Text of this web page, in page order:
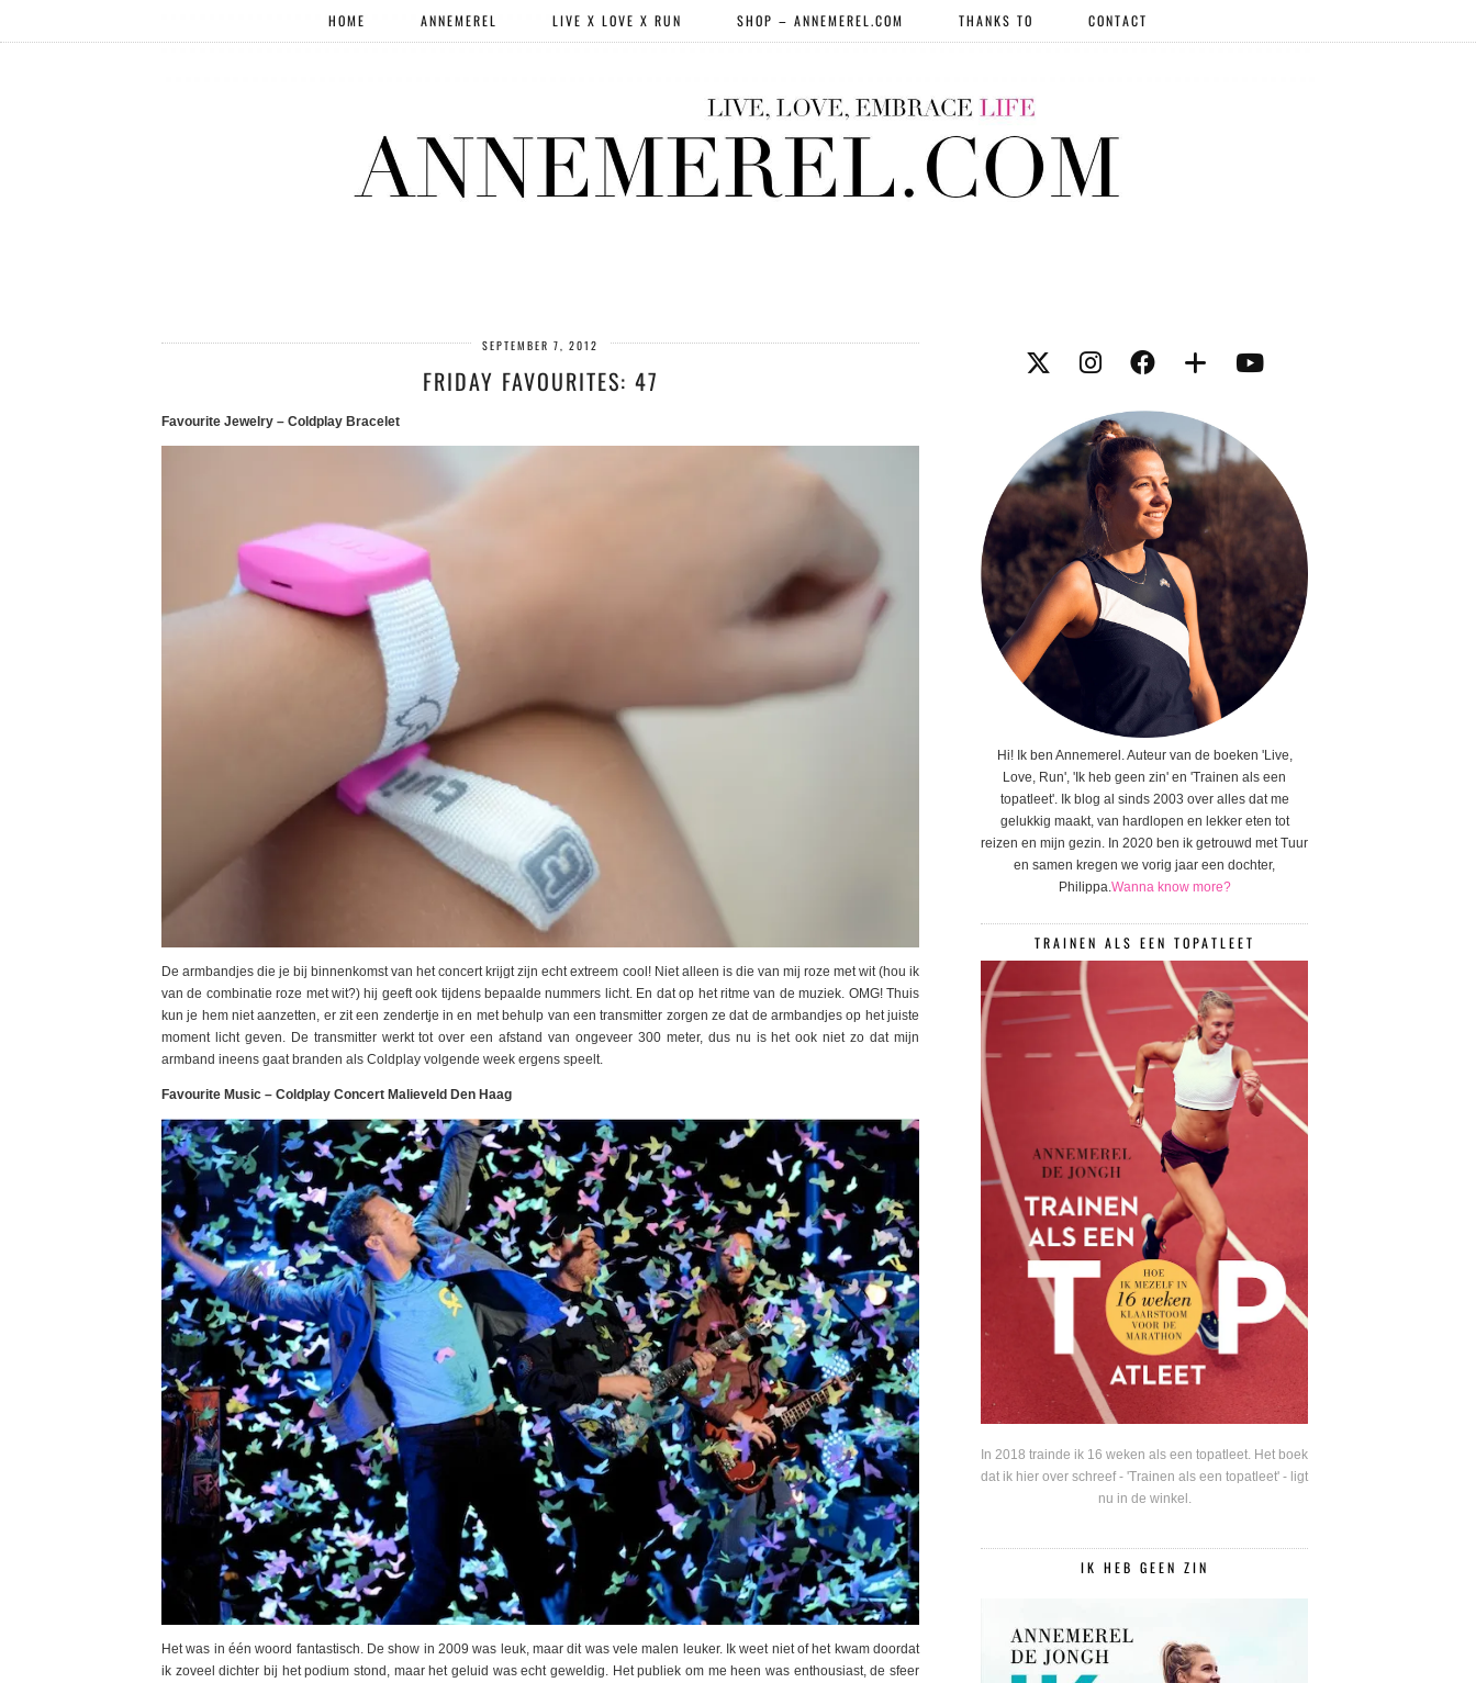
HOME ANNEMEREL LIVE X LOVE X RUN SHOP – ANNEMEREL.COM THANKS TO CONTACT
SEPTEMBER 7, 2012
FRIDAY FAVOURITES: 47
Favourite Jewelry – Coldplay Bracelet
De armbandjes die je bij binnenkomst van het concert krijgt zijn echt extreem cool! Niet alleen is die van mij roze met wit (hou ik
van de combinatie roze met wit?) hij geeft ook tijdens bepaalde nummers licht. En dat op het ritme van de muziek. OMG! Thuis
kun je hem niet aanzetten, er zit een zendertje in en met behulp van een transmitter zorgen ze dat de armbandjes op het juiste
moment licht geven. De transmitter werkt tot over een afstand van ongeveer 300 meter, dus nu is het ook niet zo dat mijn
armband ineens gaat branden als Coldplay volgende week ergens speelt.
Favourite Music – Coldplay Concert Malieveld Den Haag
Het was in één woord fantastisch. De show in 2009 was leuk, maar dit was vele malen leuker. Ik weet niet of het kwam doordat
ik zoveel dichter bij het podium stond, maar het geluid was echt geweldig. Het publiek om me heen was enthousiast, de sfeer
Hi! Ik ben Annemerel. Auteur van de boeken 'Live,
Love, Run', 'Ik heb geen zin' en 'Trainen als een
topatleet'. Ik blog al sinds 2003 over alles dat me
gelukkig maakt, van hardlopen en lekker eten tot
reizen en mijn gezin. In 2020 ben ik getrouwd met Tuur
en samen kregen we vorig jaar een dochter,
Philippa.Wanna know more?
TRAINEN ALS EEN TOPATLEET
In 2018 trainde ik 16 weken als een topatleet. Het boek
dat ik hier over schreef - 'Trainen als een topatleet' - ligt
nu in de winkel.
IK HEB GEEN ZIN